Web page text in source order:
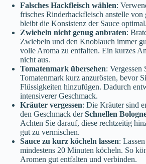
Falsches Hackfleisch wählen:
frisches Rinderhackfleisch anstelle von
bleibt die Konsistenz der Sauce optimal.
Zwiebeln nicht genug anbraten:
Zwiebeln und den Knoblauch immer
volle Aroma zu entfalten. Ein kurzes
nicht aus.
Tomatenmark übersehen: Vergessen
Tomatenmark kurz anzurösten, bevor
Flüssigkeiten hinzufügen. Dadurch
intensiverer Geschmack.
Kräuter vergessen: Die Kräuter sind
den Geschmack derSchnellen
Achten Sie darauf, diese rechtzeitig
gut zu vermischen.
Sauce zu kurz köcheln lassen:
mindestens 20 Minuten köcheln. So
Aromen gut entfalten und verbinden.